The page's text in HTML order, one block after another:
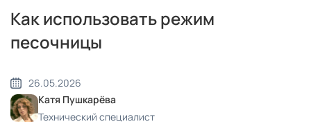
Как использовать режим
песочницы
26.05.2026
Катя Пушкарёва
Технический специалист